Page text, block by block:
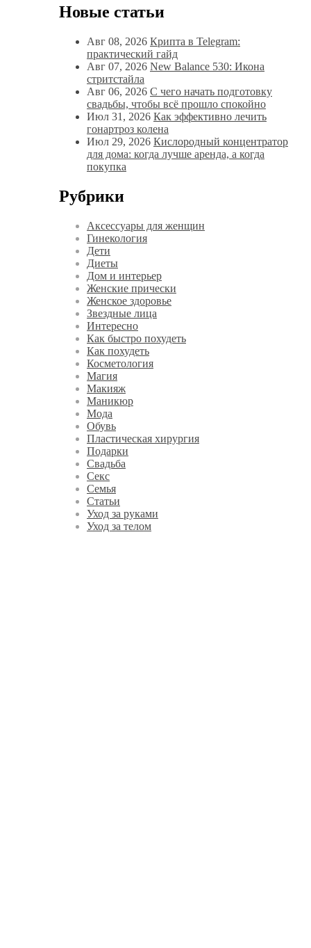
Новые статьи
Авг 08, 2026 Крипта в Telegram:
практический гайд
Авг 07, 2026 New Balance 530: Икона
стритстайла
Авг 06, 2026 С чего начать подготовку
свадьбы, чтобы всё прошло спокойно
Июл 31, 2026 Как эффективно лечить
гонартроз колена
Июл 29, 2026 Кислородный концентратор
для дома: когда лучше аренда, а когда
покупка
Рубрики
Аксессуары для женщин
Гинекология
Дети
Диеты
Дом и интерьер
Женские прически
Женское здоровье
Звездные лица
Интересно
Как быстро похудеть
Как похудеть
Косметология
Магия
Макияж
Маникюр
Мода
Обувь
Пластическая хирургия
Подарки
Свадьба
Секс
Семья
Статьи
Уход за руками
Уход за телом